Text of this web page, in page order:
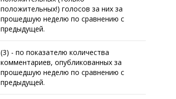
положительных!) голосов за них за
прошедшую неделю по сравнению с
предыдущей.
(3) - по показателю количества
комментариев, опубликованных за
прошедшую неделю по сравнению с
предыдущей.